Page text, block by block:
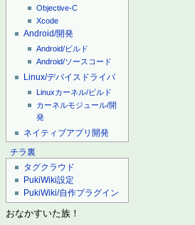
Objective-C
Xcode
Android/開発
Android/ビルド
Android/ソースコード
Linux/デバイスドライバ
Linuxカーネル/ビルド
カーネルモジュール/開
発
ネイティブアプリ開発
チラ裏
タグクラウド
PukiWiki設定
PukiWiki/自作プラグイン
おなかすいた族！